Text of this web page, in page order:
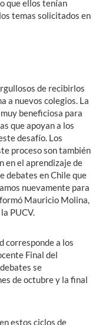
que ellos tenían
temas solicitados en
de recibirlos
a nuevos colegios. La
beneficiosa para
que apoyan a los
desafío. Los
proceso son también
en el aprendizaje de
debates en Chile que
nuevamente para
Mauricio Molina,
PUCV.
corresponde a los
Final del
se
de octubre y la final
estos ciclos de